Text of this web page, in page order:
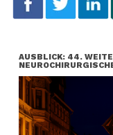
AUSBLICK: 44.